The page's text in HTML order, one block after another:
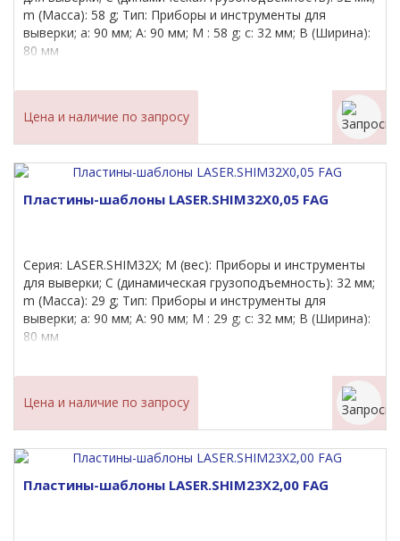
m (Масса): 58 g; Тип: Приборы и инструменты для
выверки; a: 90 мм; A: 90 мм; M : 58 g; c: 32 мм; B (Ширина):
80 мм
Цена и наличие по запросу
Пластины-шаблоны LASER.SHIM32X0,05 FAG
Серия: LASER.SHIM32X; M (вес): Приборы и инструменты
для выверки; C (динамическая грузоподъемность): 32 мм;
m (Масса): 29 g; Тип: Приборы и инструменты для
выверки; a: 90 мм; A: 90 мм; M : 29 g; c: 32 мм; B (Ширина):
80 мм
Цена и наличие по запросу
Пластины-шаблоны LASER.SHIM23X2,00 FAG